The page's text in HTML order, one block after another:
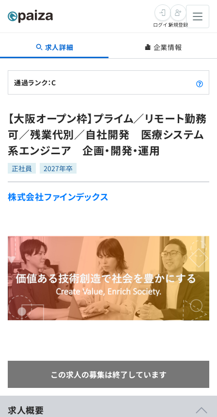
転職・キャリア
転職成功ガイド
転職エージェント
インタビュー
転職成功ガイド
新卒就活
求人検索
本選考
インターン
新卒エージェント
インタビュー
就活成功ガイド
学習
問題集
4択課題
リファレンス
プラン
個人向けプラン
法人向けプラン
プログラミング言語
再チャレンジ結果一覧
ゲーム・マンガ
paiza times
note
ログイン新規登録
求人詳細 企業情報
通過ランク：C
【大阪オープン枠】プライム／リモート勤務
可／残業代別／自社開発 医療システム
系エンジニア 企画・開発・運用
正社員 2027年卒
株式会社ファインデックス
この求人の募集は終了しています
求人概要